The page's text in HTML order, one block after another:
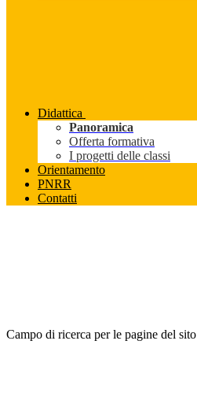
Didattica
Panoramica
Offerta formativa
I progetti delle classi
Orientamento
PNRR
Contatti
Campo di ricerca per le pagine del sito